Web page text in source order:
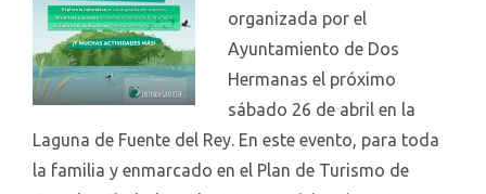
organizada por el
Ayuntamiento de Dos
Hermanas el próximo
sábado 26 de abril en la
Laguna de Fuente del Rey. En este evento, para toda
la familia y enmarcado en el Plan de Turismo de